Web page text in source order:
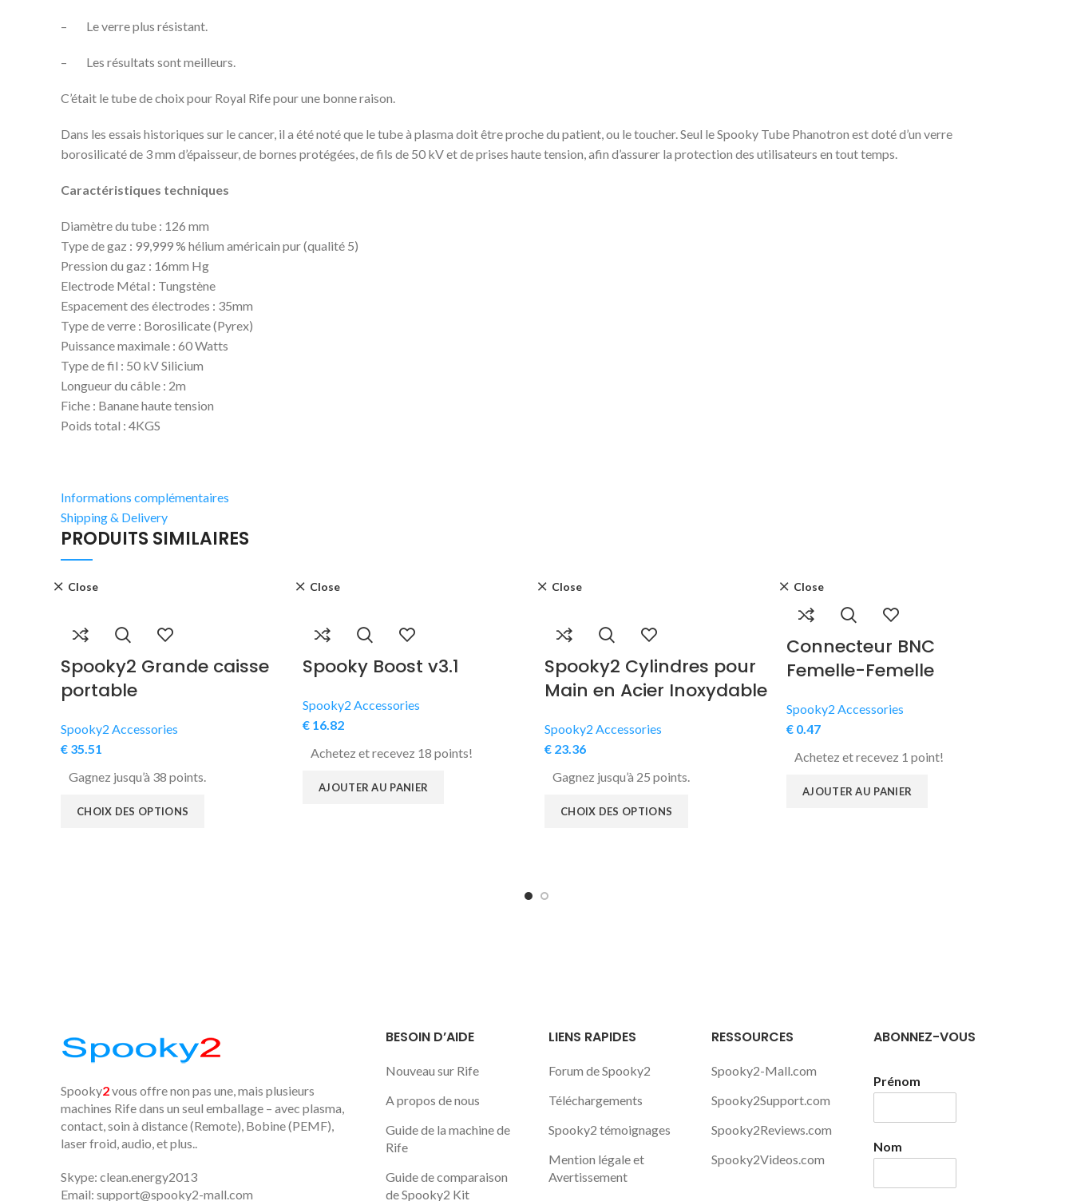
– Le verre plus résistant.
– Les résultats sont meilleurs.
C’était le tube de choix pour Royal Rife pour une bonne raison.
Dans les essais historiques sur le cancer, il a été noté que le tube à plasma doit être proche du patient, ou le toucher. Seul le Spooky Tube Phanotron est doté d’un verre
borosilicaté de 3 mm d’épaisseur, de bornes protégées, de fils de 50 kV et de prises haute tension, afin d’assurer la protection des utilisateurs en tout temps.
Caractéristiques techniques
Diamètre du tube : 126 mm
Type de gaz : 99,999 % hélium américain pur (qualité 5)
Pression du gaz : 16mm Hg
Electrode Métal : Tungstène
Espacement des électrodes : 35mm
Type de verre : Borosilicate (Pyrex)
Puissance maximale : 60 Watts
Type de fil : 50 kV Silicium
Longueur du câble : 2m
Fiche : Banane haute tension
Poids total : 4KGS
Informations complémentaires
Shipping & Delivery
PRODUITS SIMILAIRES
Close
Spooky2 Grande caisse
portable
Spooky2 Accessories
€ 35.51
Gagnez jusqu’à 38 points.
CHOIX DES OPTIONS
Close
Spooky Boost v3.1
Spooky2 Accessories
€ 16.82
Achetez et recevez 18 points!
AJOUTER AU PANIER
Close
Spooky2 Cylindres pour
Main en Acier Inoxydable
Spooky2 Accessories
€ 23.36
Gagnez jusqu’à 25 points.
CHOIX DES OPTIONS
Close
Connecteur BNC
Femelle-Femelle
Spooky2 Accessories
€ 0.47
Achetez et recevez 1 point!
AJOUTER AU PANIER
Spooky2vous offre non pas une, mais plusieurs
machines Rife dans un seul emballage – avec plasma,
contact, soin à distance (Remote), Bobine (PEMF),
laser froid, audio, et plus..
Skype: clean.energy2013
Email: support@spooky2-mall.com
BESOIN D’AIDE
Nouveau sur Rife
A propos de nous
Guide de la machine de
Rife
Guide de comparaison
de Spooky2 Kit
LIENS RAPIDES
Forum de Spooky2
Téléchargements
Spooky2 témoignages
Mention légale et
Avertissement
RESSOURCES
Spooky2-Mall.com
Spooky2Support.com
Spooky2Reviews.com
Spooky2Videos.com
ABONNEZ-VOUS
Prénom
Nom